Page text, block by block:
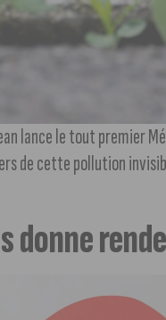
lance le tout premier
de cette pollution
donne